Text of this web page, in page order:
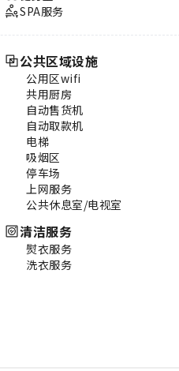
SPA服务
公共区域设施
公用区wifi
共用厨房
自动售货机
自动取款机
电梯
吸烟区
停车场
上网服务
公共休息室/电视室
清洁服务
熨衣服务
洗衣服务